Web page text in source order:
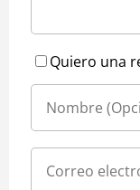
Quiero una